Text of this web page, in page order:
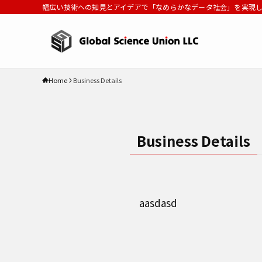
幅広い技術への知見とアイデアで「なめらかなデータ社会」を実現
Home Business Details
Business Details
aasdasd